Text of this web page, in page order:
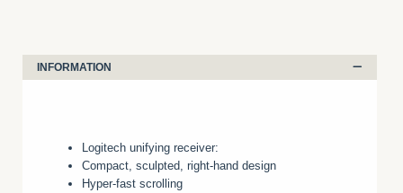
INFORMATION
Logitech unifying receiver:
Compact, sculpted, right-hand design
Hyper-fast scrolling